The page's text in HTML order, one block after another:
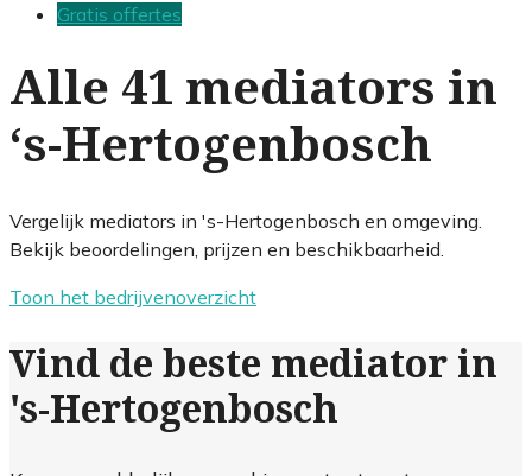
Gratis offertes
Alle 41 mediators in
‘s-Hertogenbosch
Vergelijk mediators in 's-Hertogenbosch en omgeving.
Bekijk beoordelingen, prijzen en beschikbaarheid.
Toon het bedrijvenoverzicht
Vind de beste mediator in
's-Hertogenbosch